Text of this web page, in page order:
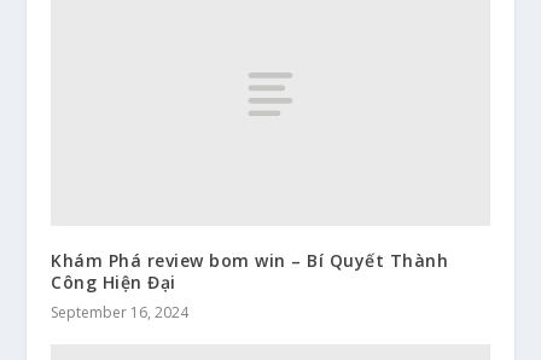
Khám Phá review bom win – Bí Quyết Thành
Công Hiện Đại
September 16, 2024